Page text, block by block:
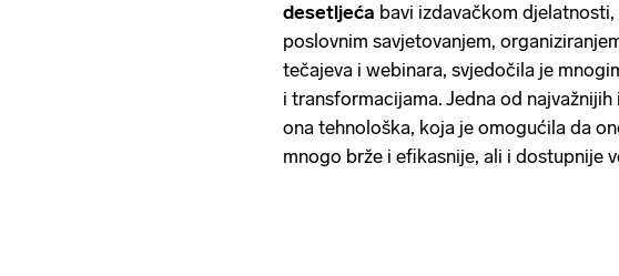
desetljeća bavi izdavačkom
poslovnim savjetovanjem,
tečajeva i webinara, svjedočila je
i transformacijama. Jedna od
ona tehnološka, koja je omogućila da
mnogo brže i efikasnije, ali i dostupnije